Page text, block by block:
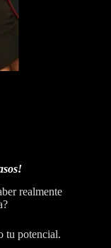
realmente
tu potencial.